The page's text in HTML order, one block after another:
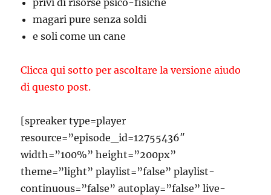
magari pure senza soldi
e soli come un cane
Clicca qui sotto per ascoltare la versione aiudo
di questo post.
[spreaker type=player
resource=”episode_id=12755436″
width=”100%” height=”200px”
theme=”light” playlist=”false” playlist-
continuous=”false” autoplay=”false” live-